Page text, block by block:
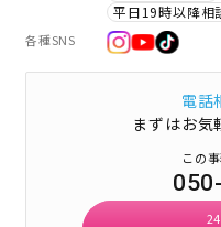
平日19時以降相
各種SNS
電話
まずはお気
この